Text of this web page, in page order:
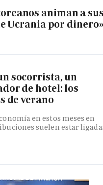
animan a
Ucrania por
socorrista, un
de hotel: los
de verano
en estos meses en
suelen estar